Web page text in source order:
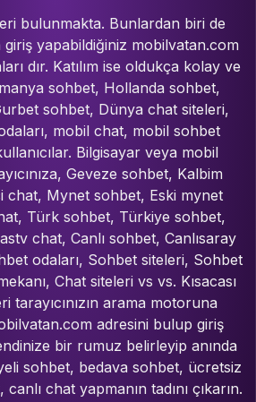
bulunmakta. Bunlardan biri de
yapabildiğiniz mobilvatan.com
dır. Katılım ise oldukça kolay ve
sohbet, Hollanda sohbet,
sohbet, Dünya chat siteleri,
mobil chat, mobil sohbet
Bilgisayar veya mobil
Geveze sohbet, Kalbim
chat, Mynet sohbet, Eski mynet
Türk sohbet, Türkiye sohbet,
chat, Canlı sohbet, Canlısaray
odaları, Sohbet siteleri, Sohbet
Chat siteleri vs vs. Kısacası
tarayıcınızın arama motoruna
adresini bulup giriş
bir rumuz belirleyip anında
sohbet, bedava sohbet, ücretsiz
chat yapmanın tadını çıkarın.